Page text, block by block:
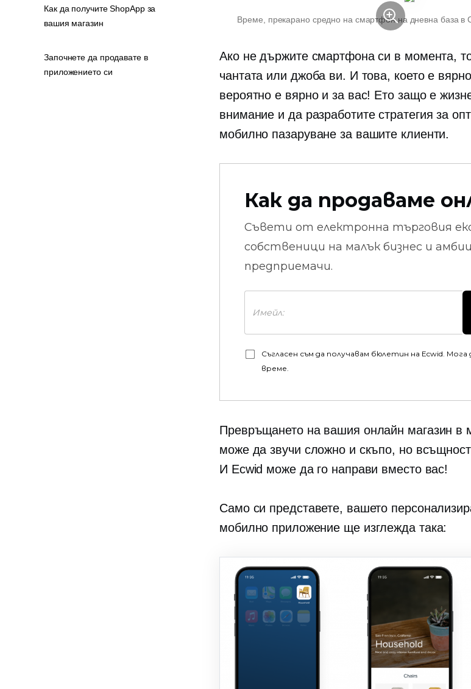
Време, прекарано средно на смартфон на дневна база
Ако не държите смартфона си в момента,
чантата или джоба ви. И това, което е
вероятно е вярно и за вас! Ето защо е
внимание и да разработите стратегия за
мобилно пазаруване за вашите клиенти.
Как да продаваме
Съвети от електронна търговия
собственици на малък бизнес и
предприемачи.
Съгласен съм да получавам бюлетин на Ecwid.
време.
Превръщането на вашия онлайн магазин в
може да звучи сложно и скъпо, но
И Ecwid може да го направи вместо вас!
Само си представете, вашето
мобилно приложение ще изглежда така:
Как да получите ShopApp за
вашия магазин
Започнете да продавате в
приложението си